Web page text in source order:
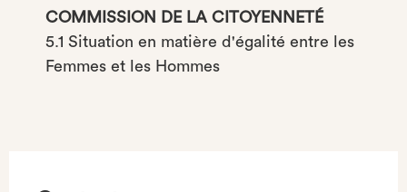
COMMISSION DE LA CITOYENNETÉ
5.1 Situation en matière d'égalité entre les
Femmes et les Hommes